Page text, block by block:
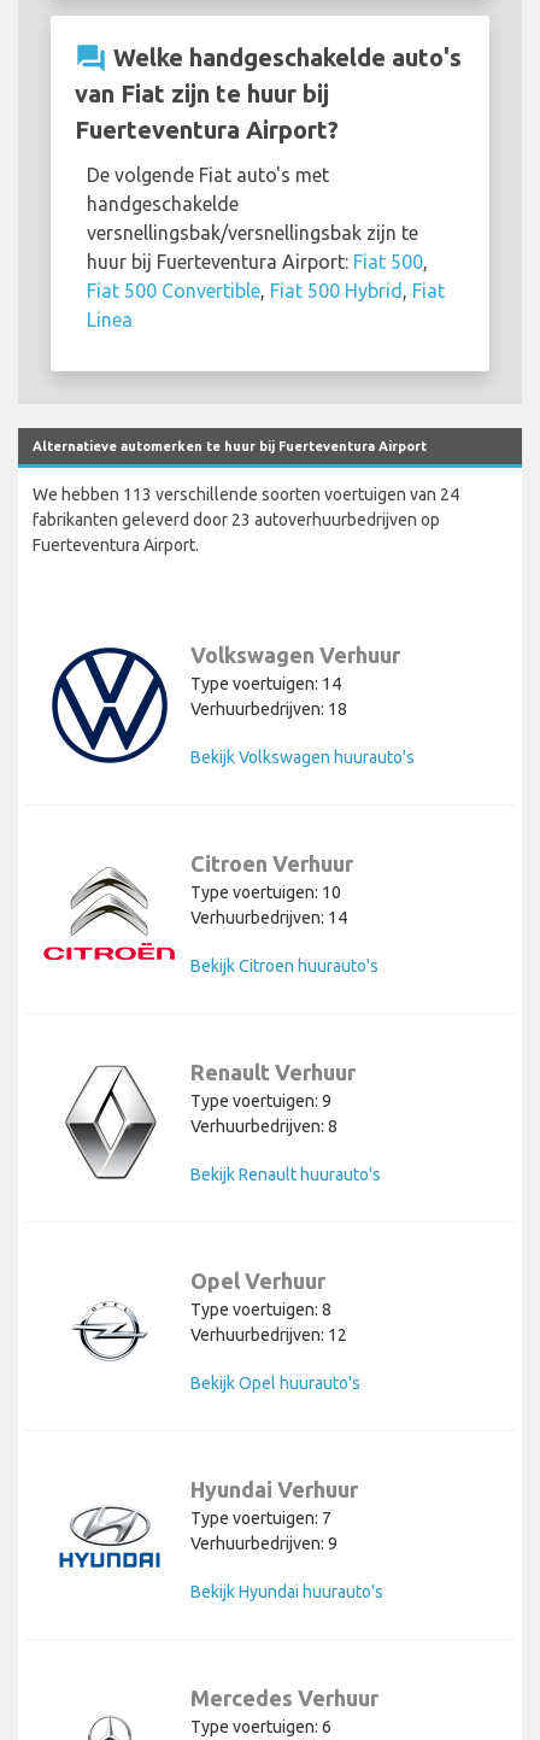
question_answer Welke handgeschakelde auto's
van Fiat zijn te huur bij
Fuerteventura Airport?
De volgende Fiat auto's met
handgeschakelde
versnellingsbak/versnellingsbak zijn te
huur bij Fuerteventura Airport: Fiat 500
Fiat 500 Convertible Fiat 500 Hybrid
Fiat
Linea
Alternatieve automerken te huur bij Fuerteventura Airport
We hebben 113 verschillende soorten voertuigen van 24
fabrikanten geleverd door 23 autoverhuurbedrijven op
Fuerteventura Airport.
Volkswagen Verhuur
Type voertuigen: 14
Verhuurbedrijven: 18
Bekijk Volkswagen huurauto's
Citroen Verhuur
Type voertuigen: 10
Verhuurbedrijven: 14
Bekijk Citroen huurauto's
Renault Verhuur
Type voertuigen: 9
Verhuurbedrijven: 8
Bekijk Renault huurauto's
Opel Verhuur
Type voertuigen: 8
Verhuurbedrijven: 12
Bekijk Opel huurauto's
Hyundai Verhuur
Type voertuigen: 7
Verhuurbedrijven: 9
Bekijk Hyundai huurauto's
Mercedes Verhuur
Type voertuigen: 6